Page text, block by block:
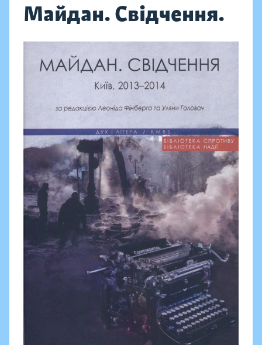
Майдан. Свідчення.